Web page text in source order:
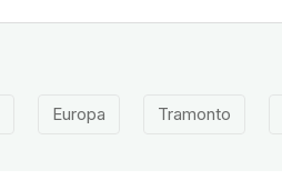
Europa Tramonto